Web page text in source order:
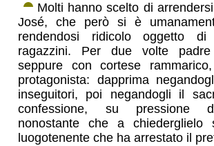
Molti hanno scelto di
José, che però si è
rendendosi ridicolo oggetto
ragazzini. Per due volte
seppure con cortese
protagonista: dapprima
inseguitori, poi negandogli il
confessione, su pressione
nonostante che a chiederglielo
luogotenente che ha arrestato il